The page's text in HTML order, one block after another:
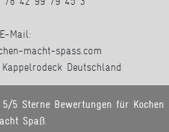
E-Mail:
macht-spass.com
Deutschland
5/5 Sterne Bewertungen für Kochen
Spaß.